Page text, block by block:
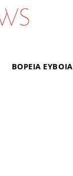
ΒΟΡΕΙΑ ΕΥΒΟΙΑ